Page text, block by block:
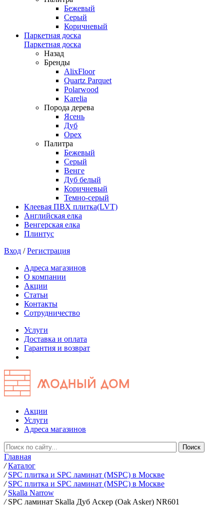
Бежевый
Серый
Коричневый
Паркетная доска
Паркетная доска
Назад
Бренды
AlixFloor
Quartz Parquet
Polarwood
Karelia
Порода дерева
Ясень
Дуб
Орех
Палитра
Бежевый
Серый
Венге
Дуб белый
Коричневый
Темно-серый
Клеевая ПВХ плитка(LVT)
Английская елка
Венгерская елка
Плинтус
Вход /Регистрация
Адреса магазинов
О компании
Акции
Статьи
Контакты
Сотрудничество
Услуги
Доставка и оплата
Гарантия и возврат
Акции
Услуги
Адреса магазинов
Главная
/ Каталог
/ SPC плитка и SPC ламинат (MSPC) в Москве
/ SPC плитка и SPC ламинат (MSPC) в Москве
/ Skalla Narrow
/ SPC ламинат Skalla Дуб Аскер (Oak Asker) NR601